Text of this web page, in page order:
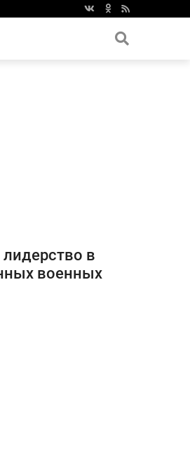
в
военных